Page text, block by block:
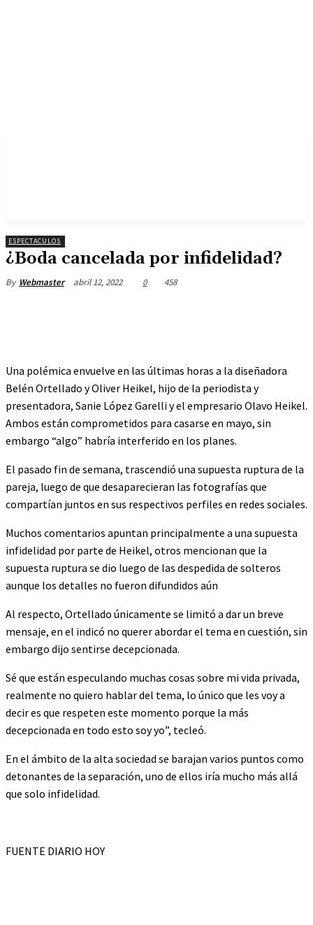
ESPECTACULOS
¿Boda cancelada por infidelidad?
By Webmaster abril 12, 2022 0 458
Una polémica envuelve en las últimas horas a la diseñadora
Belén Ortellado y Oliver Heikel, hijo de la periodista y
presentadora, Sanie López Garelli y el empresario Olavo Heikel.
Ambos están comprometidos para casarse en mayo, sin
embargo “algo” habría interferido en los planes.
El pasado fin de semana, trascendió una supuesta ruptura de la
pareja, luego de que desaparecieran las fotografías que
compartían juntos en sus respectivos perfiles en redes sociales.
Muchos comentarios apuntan principalmente a una supuesta
infidelidad por parte de Heikel, otros mencionan que la
supuesta ruptura se dio luego de las despedida de solteros
aunque los detalles no fueron difundidos aún
Al respecto, Ortellado únicamente se limitó a dar un breve
mensaje, en el indicó no querer abordar el tema en cuestión, sin
embargo dijo sentirse decepcionada.
Sé que están especulando muchas cosas sobre mi vida privada,
realmente no quiero hablar del tema, lo único que les voy a
decir es que respeten este momento porque la más
decepcionada en todo esto soy yo”, tecleó.
En el ámbito de la alta sociedad se barajan varios puntos como
detonantes de la separación, uno de ellos iría mucho más allá
que solo infidelidad.
FUENTE DIARIO HOY